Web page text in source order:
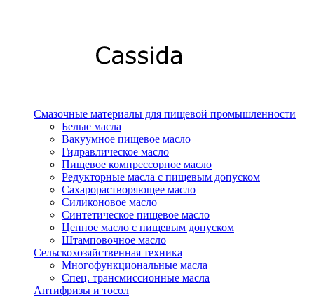
Смазочные материалы для пищевой промышленности
Белые масла
Вакуумное пищевое масло
Гидравлическое масло
Пищевое компрессорное масло
Редукторные масла с пищевым допуском
Сахарорастворяющее масло
Силиконовое масло
Синтетическое пищевое масло
Цепное масло с пищевым допуском
Штамповочное масло
Сельскохозяйственная техника
Многофункциональные масла
Спец. трансмиссионные масла
Антифризы и тосол